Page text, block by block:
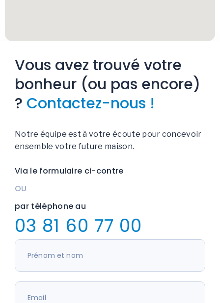
Vous avez trouvé votre
bonheur (ou pas encore)
? Contactez-nous !
Notre équipe est à votre écoute pour concevoir
ensemble votre future maison.
Via le formulaire ci-contre
OU
par téléphone au
03 81 60 77 00